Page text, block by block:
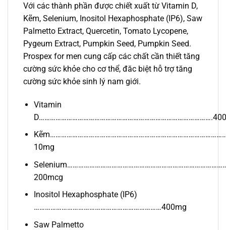
Với các thành phần được chiết xuất từ Vitamin D,
Kẽm, Selenium, Inositol Hexaphosphate (IP6), Saw
Palmetto Extract, Quercetin, Tomato Lycopene,
Pygeum Extract, Pumpkin Seed, Pumpkin Seed.
Prospex for men cung cấp các chất cần thiết tăng
cường sức khỏe cho cơ thể, đăc biệt hỗ trợ tăng
cường sức khỏe sinh lý nam giới.
Vitamin
10mg
200mcg
Inositol Hexaphosphate (IP6)
……………………………………………………………400mg
Saw Palmetto